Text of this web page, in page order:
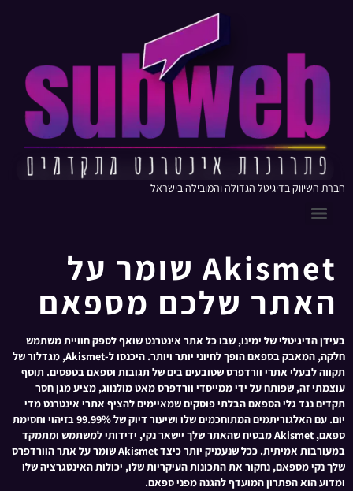
חברת השיווק בדיגיטל הגדולה והמובילה בישראל
Akismet שומר על
האתר שלכם מספאם
בעידן הדיגיטלי של ימינו, שבו כל אתר אינטרנט שואף לספק חוויית משתמש
חלקה, המאבק בספאם הופך לחיוני יותר ויותר. היכנסו ל-Akismet, מגדלור של
תקווה לבעלי אתרי וורדפרס שטובעים בים של תגובות וספאם בטפסים. תוסף
עוצמתי זה, שפותח על ידי ממייסדי וורדפרס מאט מולנווג, מציע מגן חסר
תקדים נגד גלי הספאם הבלתי פוסקים שמאיימים להציף אתרי אינטרנט מדי
יום. עם האלגוריתמים המתוחכמים שלו ושיעור דיוק של 99.99% בזיהוי וחסימת
ספאם, Akismet מבטיח שהאתר שלך יישאר נקי, ידידותי למשתמש ומתמקד
במעורבות אמיתית. ככל שנעמיק יותר כיצד Akismet שומר על אתר הוורדפרס
שלך נקי מספאם, נחקור את התכונות העיקריות שלו, יכולות האינטגרציה שלו
ומדוע הוא הפתרון המועדף להגנה מפני ספאם.